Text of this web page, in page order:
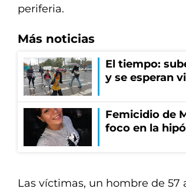
periferia.
Más noticias
El tiempo:
y se esperan
Femicidio de
foco en la
Las víctimas, un hombre de 57